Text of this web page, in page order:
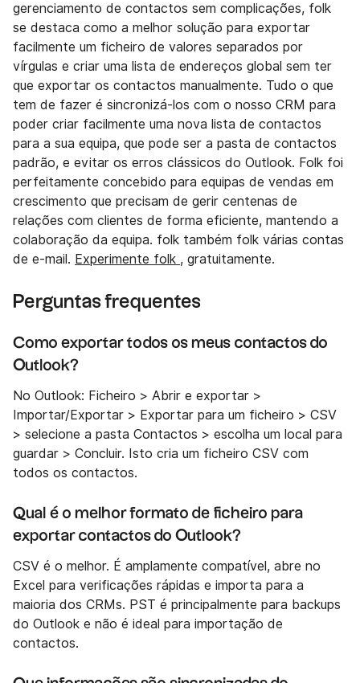
gerenciamento de contactos sem complicações, folk
se destaca como a melhor solução para exportar
facilmente um ficheiro de valores separados por
vírgulas e criar uma lista de endereços global sem ter
que exportar os contactos manualmente. Tudo o que
tem de fazer é sincronizá-los com o nosso CRM para
poder criar facilmente uma nova lista de contactos
para a sua equipa, que pode ser a pasta de contactos
padrão, e evitar os erros clássicos do Outlook. Folk foi
perfeitamente concebido para equipas de vendas em
crescimento que precisam de gerir centenas de
relações com clientes de forma eficiente, mantendo a
colaboração da equipa. folk também folk várias contas
de e-mail. Experimente folk , gratuitamente.
Perguntas frequentes
Como exportar todos os meus contactos do
Outlook?
No Outlook: Ficheiro > Abrir e exportar >
Importar/Exportar > Exportar para um ficheiro > CSV
> selecione a pasta Contactos > escolha um local para
guardar > Concluir. Isto cria um ficheiro CSV com
todos os contactos.
Qual é o melhor formato de ficheiro para
exportar contactos do Outlook?
CSV é o melhor. É amplamente compatível, abre no
Excel para verificações rápidas e importa para a
maioria dos CRMs. PST é principalmente para backups
do Outlook e não é ideal para importação de
contactos.